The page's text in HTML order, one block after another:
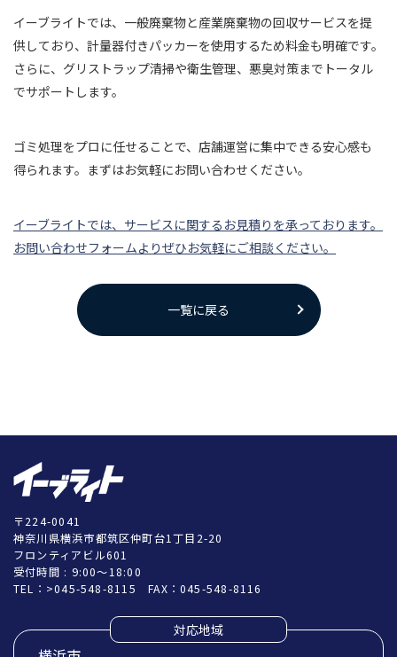
イーブライトでは、一般廃棄物と産業廃棄物の回収サービスを提
供しており、計量器付きパッカーを使用するため料金も明確です。
さらに、グリストラップ清掃や衛生管理、悪臭対策までトータル
でサポートします。
ゴミ処理をプロに任せることで、店舗運営に集中できる安心感も
得られます。まずはお気軽にお問い合わせください。
イーブライトでは、サービスに関するお見積りを承っております。
お問い合わせフォームよりぜひお気軽にご相談ください。
一覧に戻る
〒224-0041
神奈川県横浜市都筑区仲町台1丁目2-20
フロンティアビル601
受付時間 : 9:00～18:00
TEL： >045-548-8115 FAX：045-548-8116
対応地域